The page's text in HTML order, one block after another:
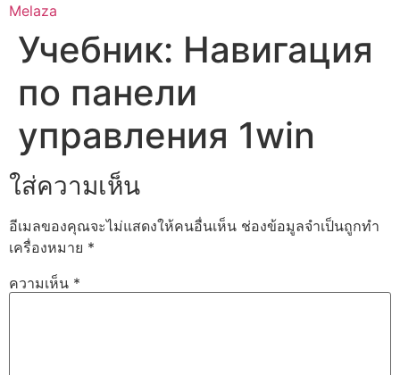
Skip
content
Melaza
Учебник: Навигация
по панели
управления 1win
ใส่ความเห็น
อีเมลของคุณจะไม่แสดงให้คนอื่นเห็น ช่องข้อมูลจำเป็นถูกทำ
เครื่องหมาย *
ความเห็น *